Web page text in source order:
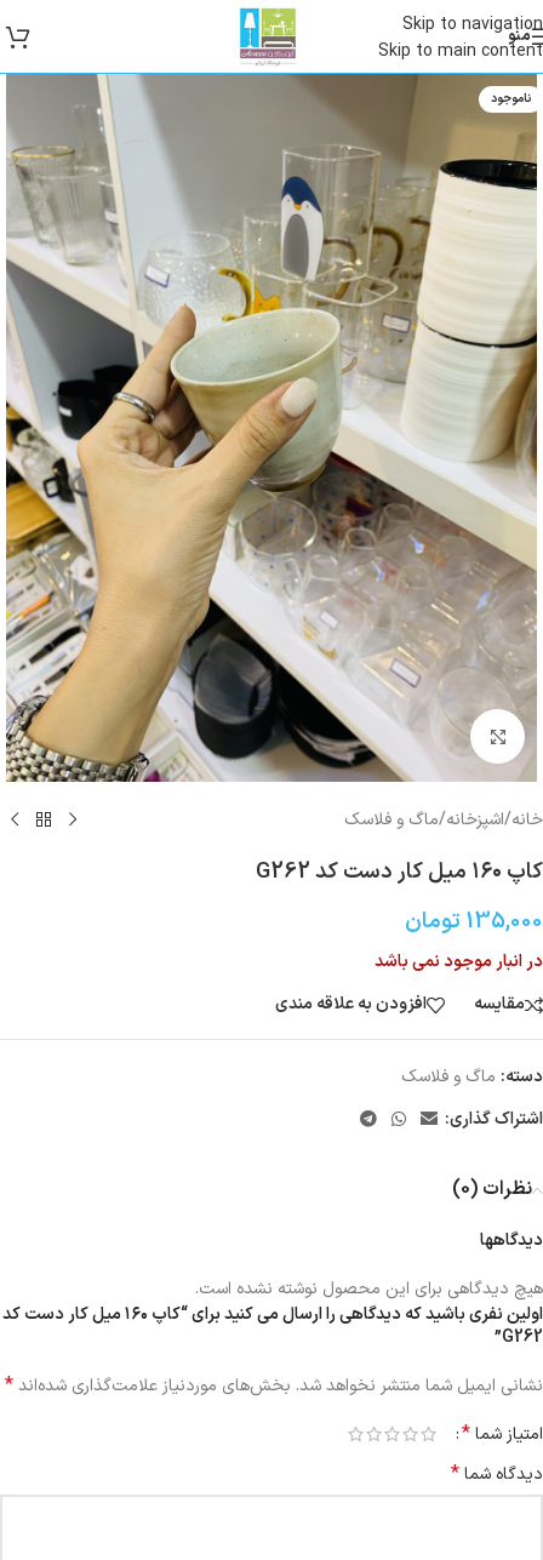
Skip to navigation
Skip to main content
منو
ناموجود
بزرگنمایی تصویر
خانه/اشپزخانه/ماگ و فلاسک
کاپ ۱۶۰ میل کار دست کد G262
135,000 تومان
در انبار موجود نمی باشد
مقایسه
افزودن به علاقه مندی
دسته: ماگ و فلاسک
اشتراک گذاری:
نظرات (0)
دیدگاهها
هیچ دیدگاهی برای این محصول نوشته نشده است.
اولین نفری باشید که دیدگاهی را ارسال می کنید برای “کاپ ۱۶۰ میل کار دست کد
G262”
نشانی ایمیل شما منتشر نخواهد شد. بخش‌های موردنیاز علامت‌گذاری شده‌اند*
امتیاز شما*
دیدگاه شما*